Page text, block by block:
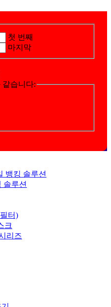
첫 번째
마지막
같습니다:
뱅킹 솔루션
솔루션
터)
크
리즈